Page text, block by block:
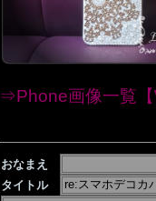
⇒Phone画像一覧
おなまえ
タイトル